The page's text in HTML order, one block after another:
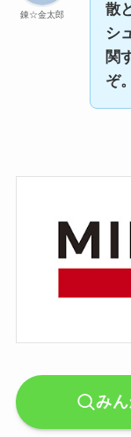
錬☆金太郎
散
シ
関
ぞ。
み